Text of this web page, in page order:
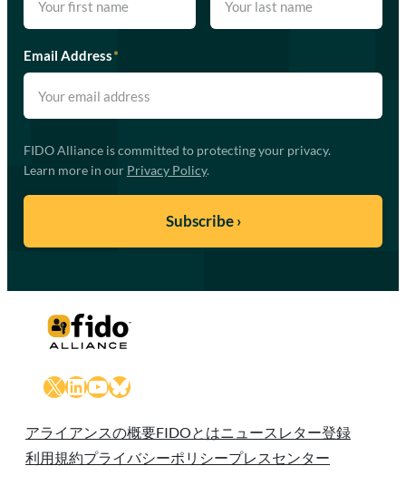
Email Address*
FIDO Alliance is committed to protecting your privacy.
Learn more in our Privacy Policy.
X LinkedIn
YouTube
Bluesky
アライアンスの概要FIDOとは ニュースレター登録
利用規約プライバシーポリシープレスセンター